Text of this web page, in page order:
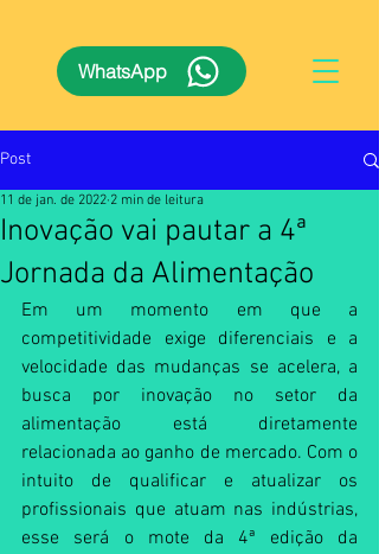
WhatsApp
Post
Inovação vai pautar a 4ª
Jornada da Alimentação
11 de jan. de 2022 2 min de leitura
Em um momento em que a
competitividade exige diferenciais e a
velocidade das mudanças se acelera, a
busca por inovação no setor da
alimentação está diretamente
relacionada ao ganho de mercado. Com o
intuito de qualificar e atualizar os
profissionais que atuam nas indústrias,
esse será o mote da 4ª edição da